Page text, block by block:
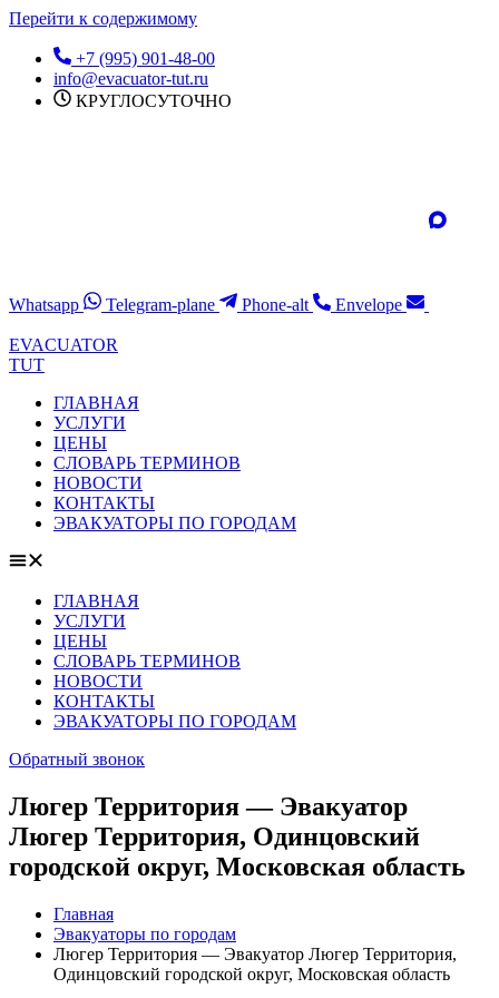
Перейти к содержимому
+7 (995) 901-48-00
info@evacuator-tut.ru
КРУГЛОСУТОЧНО
Whatsapp Telegram-plane Phone-alt Envelope
EVACUATOR
TUT
ГЛАВНАЯ
УСЛУГИ
ЦЕНЫ
СЛОВАРЬ ТЕРМИНОВ
НОВОСТИ
КОНТАКТЫ
ЭВАКУАТОРЫ ПО ГОРОДАМ
ГЛАВНАЯ
УСЛУГИ
ЦЕНЫ
СЛОВАРЬ ТЕРМИНОВ
НОВОСТИ
КОНТАКТЫ
ЭВАКУАТОРЫ ПО ГОРОДАМ
Обратный звонок
Люгер Территория — Эвакуатор
Люгер Территория, Одинцовский
городской округ, Московская область
Главная
Эвакуаторы по городам
Люгер Территория — Эвакуатор Люгер Территория,
Одинцовский городской округ, Московская область